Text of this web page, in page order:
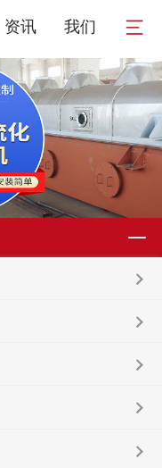
资讯 我们